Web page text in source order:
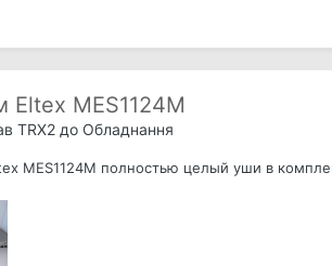
Eltex MES1124M
TRX2 до Обладнання
MES1124M полностью целый уши в